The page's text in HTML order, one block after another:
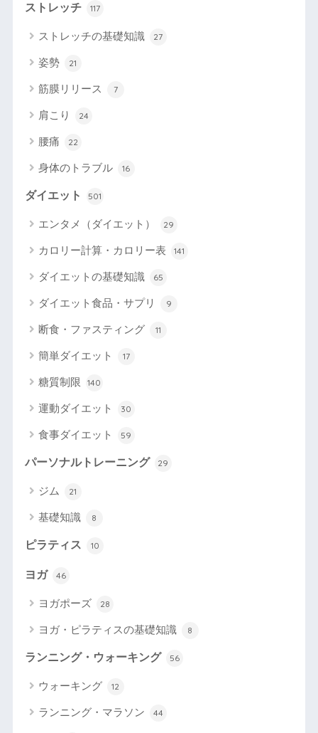
ストレッチ 117
ストレッチの基礎知識 27
姿勢 21
筋膜リリース 7
肩こり 24
腰痛 22
身体のトラブル 16
ダイエット 501
エンタメ（ダイエット） 29
カロリー計算・カロリー表 141
ダイエットの基礎知識 65
ダイエット食品・サプリ 9
断食・ファスティング 11
簡単ダイエット 17
糖質制限 140
運動ダイエット 30
食事ダイエット 59
パーソナルトレーニング 29
ジム 21
基礎知識 8
ピラティス 10
ヨガ 46
ヨガポーズ 28
ヨガ・ピラティスの基礎知識 8
ランニング・ウォーキング 56
ウォーキング 12
ランニング・マラソン 44